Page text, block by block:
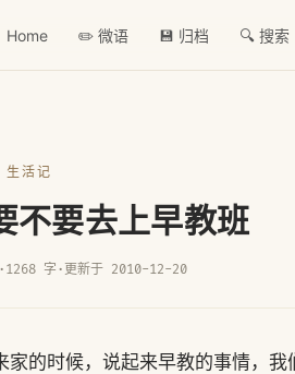
Home ✏️ 微语 💾 归档 🔍 搜索
生活记
不要去上早教班
1268 字 · 更新于 2010-12-20
的时候，说起来早教的事情，我